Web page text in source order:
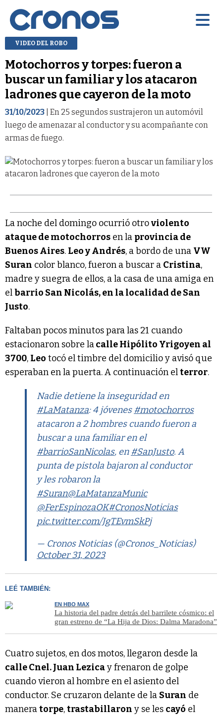
VIDEO DEL ROBO
Motochorros y torpes: fueron a
buscar un familiar y los atacaron
ladrones que cayeron de la moto
31/10/2023 | En 25 segundos sustrajeron un automóvil
luego de amenazar al conductor y su acompañante con
armas de fuego.
La noche del domingo ocurrió otroviolento
ataque de motochorros en la provincia de
Buenos Aires. Leo y Andrés, a bordo de una VW
Suran color blanco, fueron a buscar a Cristina,
madre y suegra de ellos, a la casa de una amiga en
elbarrio San Nicolás, en la localidad de San
Justo.
Faltaban pocos minutos para las 21 cuando
estacionaron sobre lacalle Hipólito Yrigoyen al
3700, Leo tocó el timbre del domicilio y avisó que
esperaban en la puerta. A continuación elterror.
Nadie detiene la inseguridad en
#LaMatanza: 4 jóvenes #motochorros
atacaron a 2 hombres cuando fueron a
buscar a una familiar en el
#barrioSanNicolas, en #SanJusto. A
punta de pistola bajaron al conductor
y les robaron la
#Suran@LaMatanzaMunic
@FerEspinozaOK#CronosNoticias
pic.twitter.com/JgTEvmSkPj
— Cronos Noticias (@Cronos_Noticias)
October 31, 2023
LEÉ TAMBIÉN:
EN HBO MAX
La historia del padre detrás del barrilete cósmico: el
gran estreno de “La Hija de Dios: Dalma Maradona”
Cuatro sujetos, en dos motos, llegaron desde la
calle Cnel. Juan Lezicay frenaron de golpe
cuando vieron al hombre en el asiento del
conductor. Se cruzaron delante de la Suran de
maneratorpe,trastabillaron y se les cayó el